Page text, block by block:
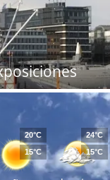
20°C
15°C
24°C
15°C